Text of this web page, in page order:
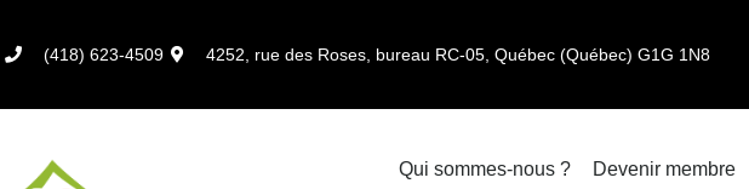
au
(418) 623-4509 4252, rue des Roses, bureau RC-05, Québec (Québec) G1G 1N8
Qui sommes-nous ? Devenir membre